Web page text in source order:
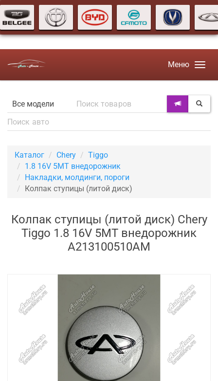
Меню
Каталог Chery
Tiggo
1.8 16V 5MT внедорожник
Накладки, молдинги, пороги
Колпак ступицы (литой диск)
Колпак ступицы (литой диск) Chery
Tiggo 1.8 16V 5MT внедорожник
A213100510AM